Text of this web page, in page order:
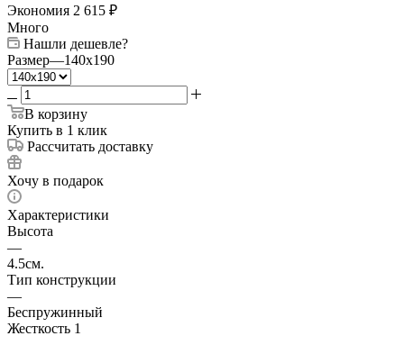
Экономия 2 615 ₽
Много
Нашли дешевле?
Размер—140x190
В корзину
Купить в 1 клик
Рассчитать доставку
Хочу в подарок
Характеристики
Высота
—
4.5см.
Тип конструкции
—
Беспружинный
Жесткость 1